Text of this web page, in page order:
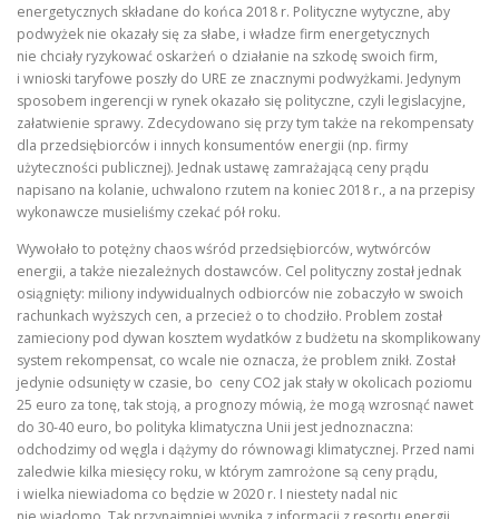
energetycznych składane do końca 2018 r. Polityczne wytyczne, aby
podwyżek nie okazały się za słabe, i władze firm energetycznych
nie chciały ryzykować oskarżeń o działanie na szkodę swoich firm,
i wnioski taryfowe poszły do URE ze znacznymi podwyżkami. Jedynym
sposobem ingerencji w rynek okazało się polityczne, czyli legislacyjne,
załatwienie sprawy. Zdecydowano się przy tym także na rekompensaty
dla przedsiębiorców i innych konsumentów energii (np. firmy
użyteczności publicznej). Jednak ustawę zamrażającą ceny prądu
napisano na kolanie, uchwalono rzutem na koniec 2018 r., a na przepisy
wykonawcze musieliśmy czekać pół roku.
Wywołało to potężny chaos wśród przedsiębiorców, wytwórców
energii, a także niezależnych dostawców. Cel polityczny został jednak
osiągnięty: miliony indywidualnych odbiorców nie zobaczyło w swoich
rachunkach wyższych cen, a przecież o to chodziło. Problem został
zamieciony pod dywan kosztem wydatków z budżetu na skomplikowany
system rekompensat, co wcale nie oznacza, że problem znikł. Został
jedynie odsunięty w czasie, bo ceny CO2 jak stały w okolicach poziomu
25 euro za tonę, tak stoją, a prognozy mówią, że mogą wzrosnąć nawet
do 30-40 euro, bo polityka klimatyczna Unii jest jednoznaczna:
odchodzimy od węgla i dążymy do równowagi klimatycznej. Przed nami
zaledwie kilka miesięcy roku, w którym zamrożone są ceny prądu,
i wielka niewiadoma co będzie w 2020 r. I niestety nadal nic